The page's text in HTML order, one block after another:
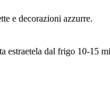
e decorazioni azzurre.
estraetela dal frigo 10-15